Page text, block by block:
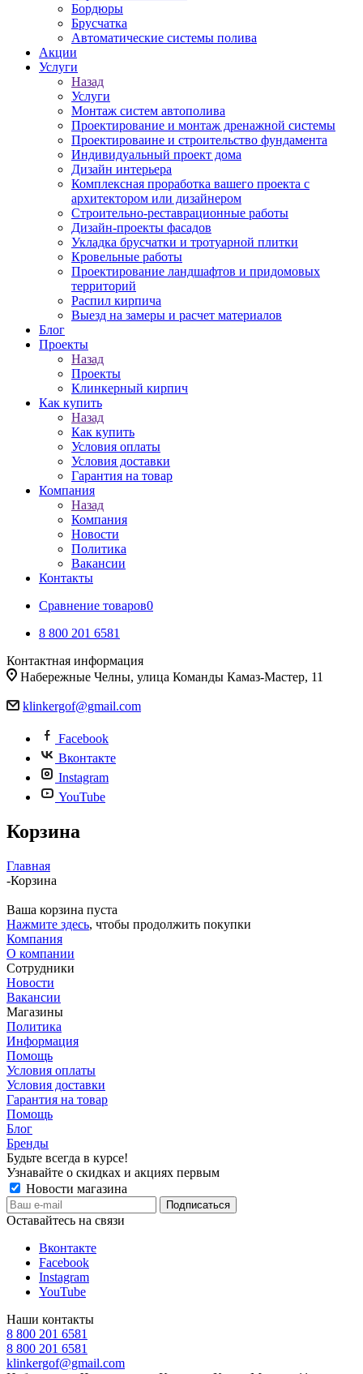
Бордюры
Брусчатка
Автоматические системы полива
Акции
Услуги
Назад
Услуги
Монтаж систем автополива
Проектирование и монтаж дренажной системы
Проектироваине и строительство фундамента
Индивидуальный проект дома
Дизайн интерьера
Комплексная проработка вашего проекта с
архитектором или дизайнером
Строительно-реставрационные работы
Дизайн-проекты фасадов
Укладка брусчатки и тротуарной плитки
Кровельные работы
Проектирование ландшафтов и придомовых
территорий
Распил кирпича
Выезд на замеры и расчет материалов
Блог
Проекты
Назад
Проекты
Клинкерный кирпич
Как купить
Назад
Как купить
Условия оплаты
Условия доставки
Гарантия на товар
Компания
Назад
Компания
Новости
Политика
Вакансии
Контакты
Сравнение товаров0
8 800 201 6581
Контактная информация
Набережные Челны, улица Команды Камаз-Мастер, 11
klinkergof@gmail.com
Facebook
Вконтакте
Instagram
YouTube
Корзина
Главная
-Корзина
Ваша корзина пуста
Нажмите здесь, чтобы продолжить покупки
Компания
О компании
Сотрудники
Новости
Вакансии
Магазины
Политика
Информация
Помощь
Условия оплаты
Условия доставки
Гарантия на товар
Помощь
Блог
Бренды
Будьте всегда в курсе!
Узнавайте о скидках и акциях первым
Новости магазина
Оставайтесь на связи
Вконтакте
Facebook
Instagram
YouTube
Наши контакты
8 800 201 6581
8 800 201 6581
klinkergof@gmail.com